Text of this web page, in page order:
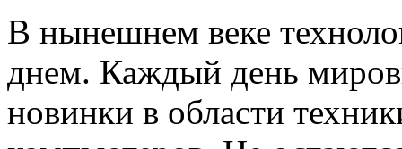
В нынешнем веке
днем. Каждый день
новинки в области